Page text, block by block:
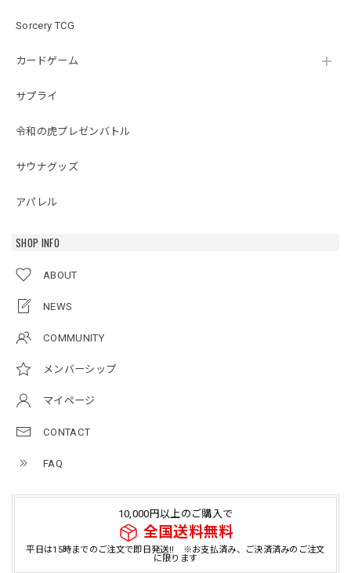
Sorcery TCG
カードゲーム
サプライ
令和の虎プレゼンバトル
サウナグッズ
アパレル
SHOP INFO
ABOUT
NEWS
COMMUNITY
メンバーシップ
マイページ
CONTACT
FAQ
10,000円以上のご購入で
全国送料無料
平日は15時までのご注文で即日発送!! ※お支払済み、ご決済済みのご注文
に限ります